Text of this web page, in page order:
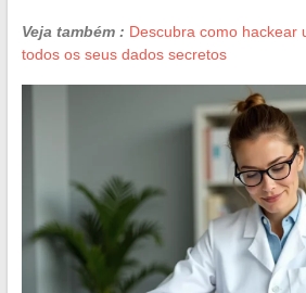
Veja também : Descubra como hackear
todos os seus dados secretos